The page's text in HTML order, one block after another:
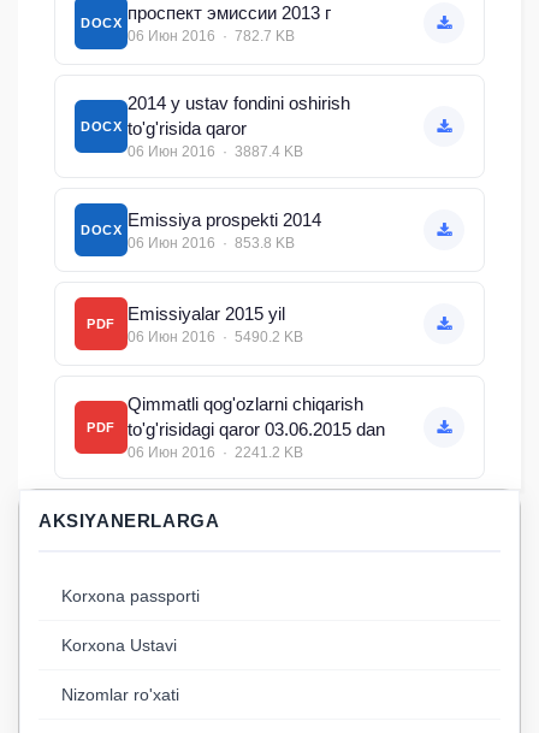
DOCX
проспект эмиссии 2013 г
06 Июн 2016 · 782.7 KB
DOCX
2014 y ustav fondini oshirish
to'g'risida qaror
06 Июн 2016 · 3887.4 KB
DOCX
Emissiya prospekti 2014
06 Июн 2016 · 853.8 KB
PDF
Emissiyalar 2015 yil
06 Июн 2016 · 5490.2 KB
PDF
Qimmatli qog'ozlarni chiqarish
to'g'risidagi qaror 03.06.2015 dan
06 Июн 2016 · 2241.2 KB
AKSIYANERLARGA
Korxona passporti
Korxona Ustavi
Nizomlar ro'xati